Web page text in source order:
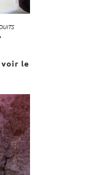
voir le